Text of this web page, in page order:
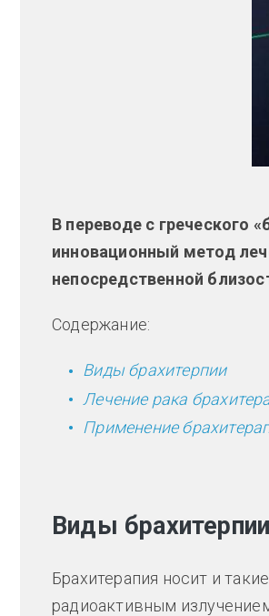
В переводе с греческого
инновационный метод
непосредственной
Содержание:
Виды брахитерпии
Лечение рака
Применение
Виды брахитерпии
Брахитерапия носит и
радиоактивным